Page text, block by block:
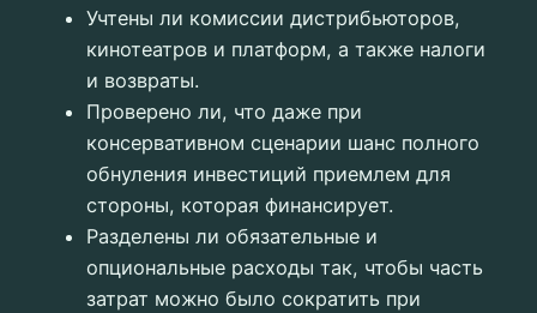
Учтены ли комиссии дистрибьюторов,
кинотеатров и платформ, а также налоги
и возвраты.
Проверено ли, что даже при
консервативном сценарии шанс полного
обнуления инвестиций приемлем для
стороны, которая финансирует.
Разделены ли обязательные и
опциональные расходы так, чтобы часть
затрат можно было сократить при